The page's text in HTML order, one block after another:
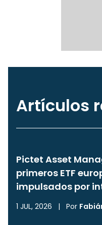
Artículos
Pictet Asset
primeros ETF
impulsados por
1 JUL, 2026 | Por